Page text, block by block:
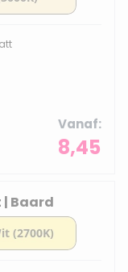
Vanaf
8,45
Baard